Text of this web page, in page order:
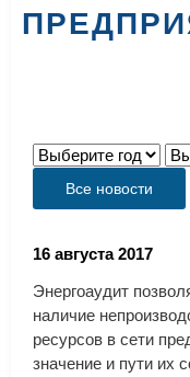
Все новости
16 августа 2017
Энергоаудит
наличие
ресурсов в сети
значение и пути их